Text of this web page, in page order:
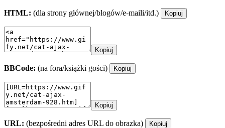
HTML: (dla strony głównej/blogów/e-maili/itd.) Kopiuj
Kopiuj
BBCode: (na fora/książki gości) Kopiuj
Kopiuj
URL: (bezpośredni adres URL do obrazka) Kopiuj